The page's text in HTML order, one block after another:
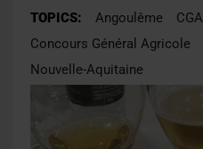
TOPICS: Angoulême CGA
Concours Général Agricole
Nouvelle-Aquitaine